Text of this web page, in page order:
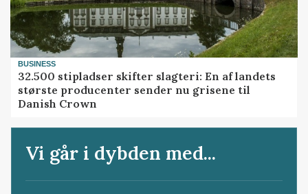
BUSINESS
32.500 stipladser skifter slagteri: En af landets
største producenter sender nu grisene til
Danish Crown
Vi går i dybden med...